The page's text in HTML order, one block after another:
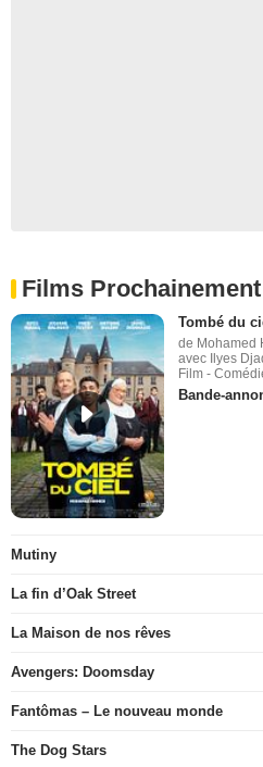
Films
Tombé du
de Mohamed
avec Ilyes
Film -
Bande-
Mutiny
La fin d’Oak Street
La Maison de nos rêves
Avengers: Doomsday
Fantômas – Le nouveau monde
The Dog Stars